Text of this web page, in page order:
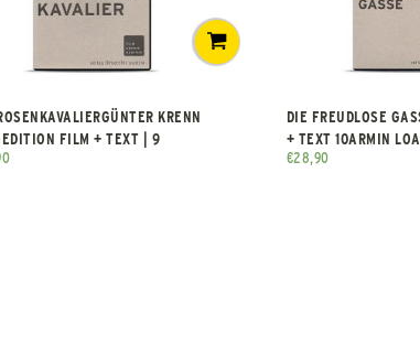
KRENN
FILM + TEXT | 9
DIE FREUDLOSE
+ TEXT 10ARMIN
€28,90